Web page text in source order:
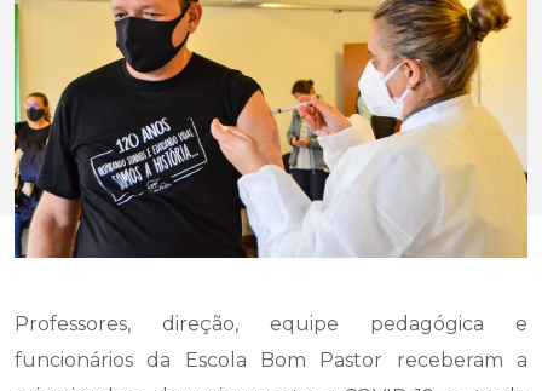
Professores, direção, equipe pedagógica e
funcionários da Escola Bom Pastor receberam a